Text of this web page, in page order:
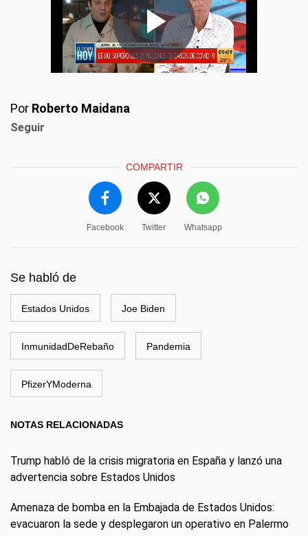
Por Roberto Maidana
Seguir
COMPARTIR
Facebook Twitter Whatsapp
Se habló de
Estados Unidos Joe Biden
InmunidadDeRebaño Pandemia
PfizerYModerna
NOTAS RELACIONADAS
Trump habló de la crisis migratoria en España y lanzó una
advertencia sobre Estados Unidos
Amenaza de bomba en la Embajada de Estados Unidos:
evacuaron la sede y desplegaron un operativo en Palermo